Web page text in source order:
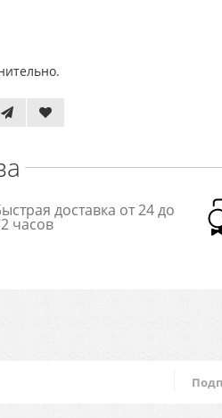
доставка от 24 до
часов